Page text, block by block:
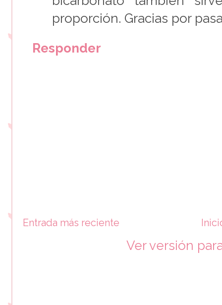
proporción. Gracias por
Responder
Entrada más reciente
Ver versión